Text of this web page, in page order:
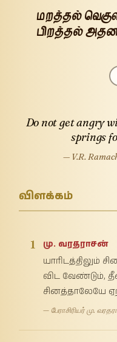
மறத்தல்
பிறத்தல்
Do not get angry
springs
— V.R.
விளக்கம்
1
மு. வரதராசன்
யாரிடத்திலும்
விட வேண்டும்,
சினத்தாலேயே
— பேராசிரியர் மு.